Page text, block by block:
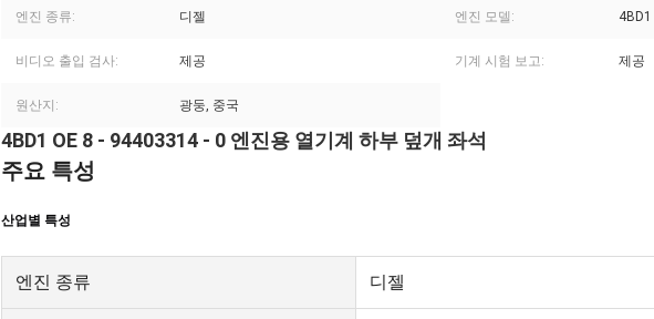
엔진 종류: 디젤 엔진 모델: 4BD1
비디오 출입 검사: 제공 기계 시험 보고: 제공
원산지: 광둥, 중국
4BD1 OE 8 - 94403314 - 0 엔진용 열기계 하부 덮개 좌석
주요 특성
산업별 특성
엔진 종류 디젤